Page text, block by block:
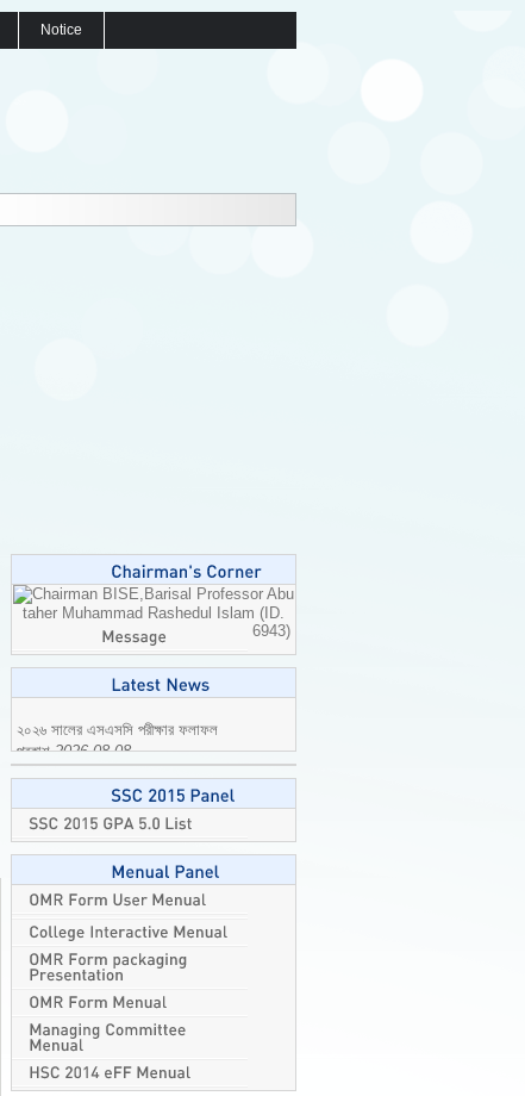
Notice
Professor Abu
taher Muhammad Rashedul Islam (ID.
6943)
২০২৬ সালের এসএসসি পরীক্ষার ফলাফল
প্রকাশ2026-08-08